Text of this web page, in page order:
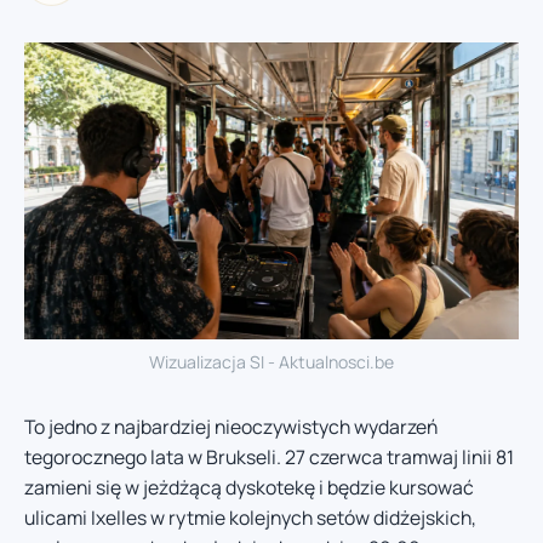
Wizualizacja SI - Aktualnosci.be
To jedno z najbardziej nieoczywistych wydarzeń
tegorocznego lata w Brukseli. 27 czerwca tramwaj linii 81
zamieni się w jeżdżącą dyskotekę i będzie kursować
ulicami Ixelles w rytmie kolejnych setów didżejskich,